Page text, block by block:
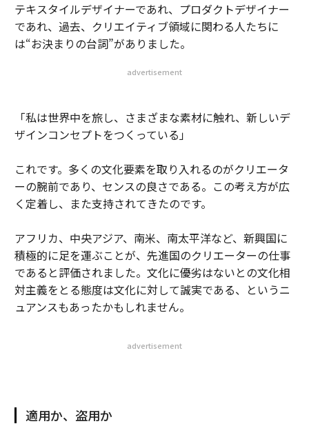
テキスタイルデザイナーであれ、プロダクトデザイナー
であれ、過去、クリエイティブ領域に関わる人たちに
は“お決まりの台詞”がありました。
advertisement
「私は世界中を旅し、さまざまな素材に触れ、新しいデ
ザインコンセプトをつくっている」
これです。多くの文化要素を取り入れるのがクリエータ
ーの腕前であり、センスの良さである。この考え方が広
く定着し、また支持されてきたのです。
アフリカ、中央アジア、南米、南太平洋など、新興国に
積極的に足を運ぶことが、先進国のクリエーターの仕事
であると評価されました。文化に優劣はないとの文化相
対主義をとる態度は文化に対して誠実である、というニ
ュアンスもあったかもしれません。
advertisement
適用か、盗用か